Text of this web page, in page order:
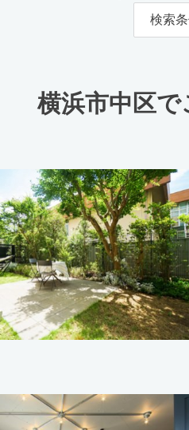
検索
横浜市中区